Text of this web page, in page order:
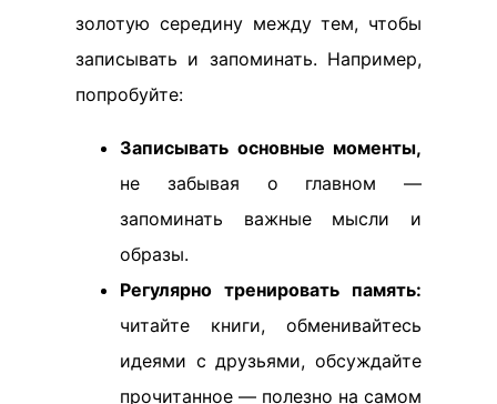
золотую середину между тем, чтобы
записывать и запоминать. Например,
попробуйте:
Записывать основные моменты,
не забывая о главном —
запоминать важные мысли и
образы.
Регулярно тренировать память:
читайте книги, обменивайтесь
идеями с друзьями, обсуждайте
прочитанное — полезно на самом